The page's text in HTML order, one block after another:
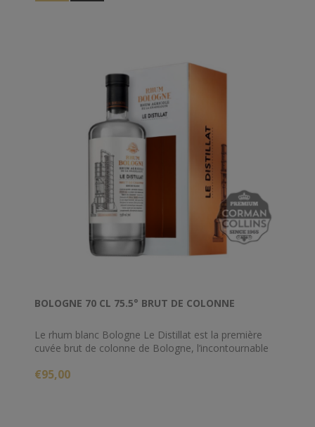
BOLOGNE 70 CL 75.5° BRUT DE COLONNE
Le rhum blanc Bologne Le Distillat est la première
cuvée brut de colonne de Bologne, l’incontournable
€95,00